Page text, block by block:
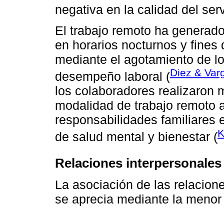
negativa en la calidad del
El trabajo remoto ha
en horarios nocturnos y
mediante el agotamiento de
desempeño laboral (Diez &
los colaboradores realizaron
modalidad de trabajo remoto
responsabilidades familiares
de salud mental y bienestar (
Relaciones
La asociación de las
se aprecia mediante la